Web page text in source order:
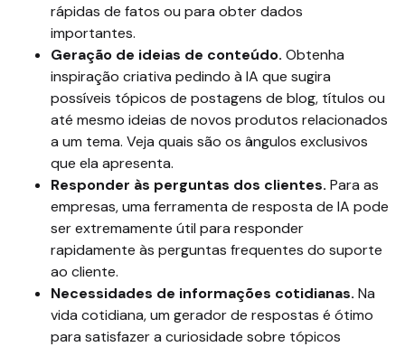
rápidas de fatos ou para obter dados
importantes.
Geração de ideias de conteúdo. Obtenha
inspiração criativa pedindo à IA que sugira
possíveis tópicos de postagens de blog, títulos ou
até mesmo ideias de novos produtos relacionados
a um tema. Veja quais são os ângulos exclusivos
que ela apresenta.
Responder às perguntas dos clientes. Para as
empresas, uma ferramenta de resposta de IA pode
ser extremamente útil para responder
rapidamente às perguntas frequentes do suporte
ao cliente.
Necessidades de informações cotidianas. Na
vida cotidiana, um gerador de respostas é ótimo
para satisfazer a curiosidade sobre tópicos